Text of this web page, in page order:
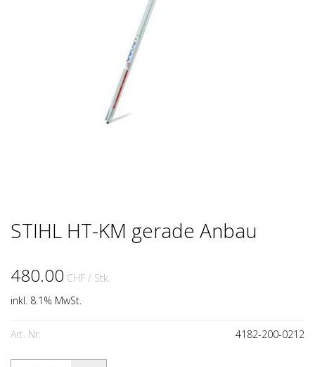
STIHL HT-KM gerade Anbau
480.00 CHF / Stk.
inkl. 8.1% MwSt.
Art. Nr: 4182-200-0212